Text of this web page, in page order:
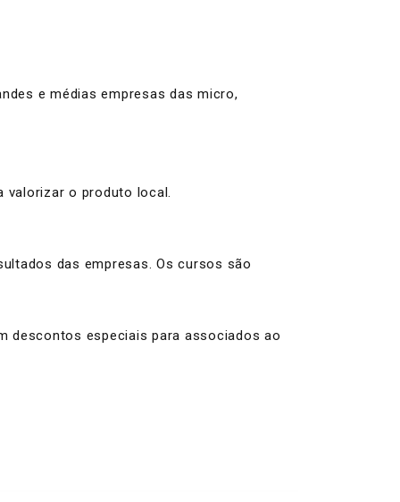
e médias empresas das micro,
valorizar o produto local.
das empresas. Os cursos são
descontos especiais para associados ao